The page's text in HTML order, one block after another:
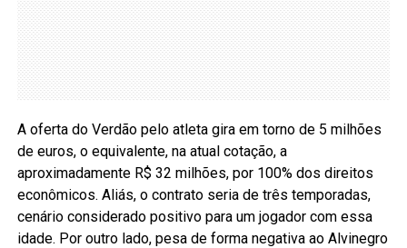
A oferta do Verdão pelo atleta gira em torno de 5 milhões
de euros, o equivalente, na atual cotação, a
aproximadamente R$ 32 milhões, por 100% dos direitos
econômicos. Aliás, o contrato seria de três temporadas,
cenário considerado positivo para um jogador com essa
idade. Por outro lado, pesa de forma negativa ao Alvinegro